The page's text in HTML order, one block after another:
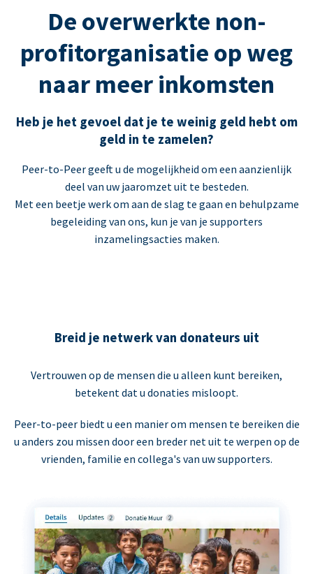
De overwerkte non-
profitorganisatie op weg
naar meer inkomsten
Heb je het gevoel dat je te weinig geld hebt om
geld in te zamelen?
Peer-to-Peer geeft u de mogelijkheid om een aanzienlijk
deel van uw jaaromzet uit te besteden.
Met een beetje werk om aan de slag te gaan en behulpzame
begeleiding van ons, kun je van je supporters
inzamelingsacties maken.
Breid je netwerk van donateurs uit
Vertrouwen op de mensen die u alleen kunt bereiken,
betekent dat u donaties misloopt.
Peer-to-peer biedt u een manier om mensen te bereiken die
u anders zou missen door een breder net uit te werpen op de
vrienden, familie en collega's van uw supporters.